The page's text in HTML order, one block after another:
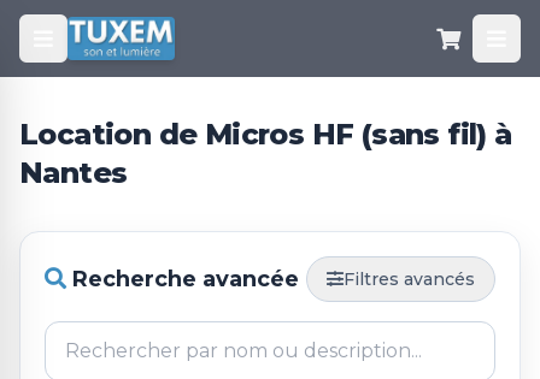
Location de Micros HF (sans fil) à
Nantes
Recherche avancée Filtres avancés